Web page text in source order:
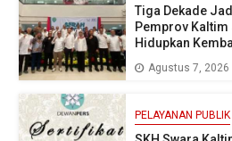
Tiga Dekade
Pemprov
Hidupkan
Agustus 7, 2026
PELAYANAN PUBLIK